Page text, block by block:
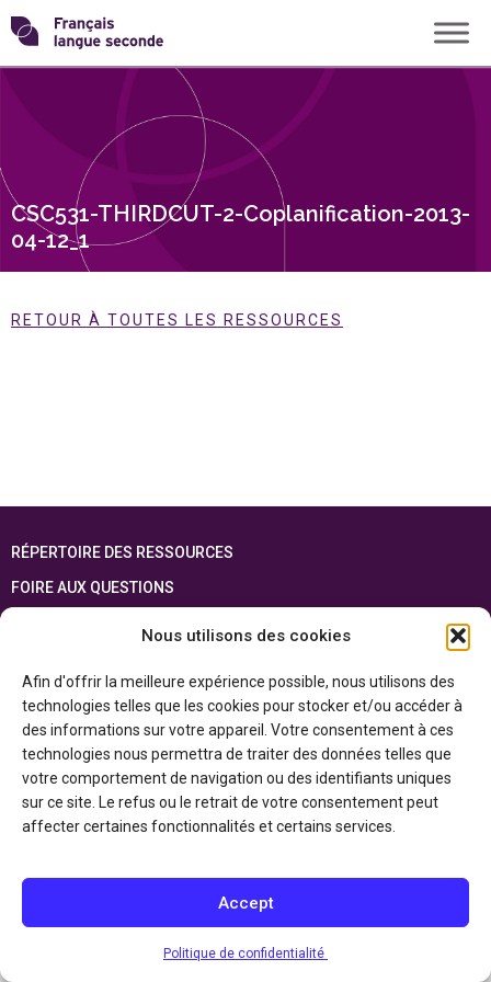
Nous utilisons des cookies
Afin d'offrir la meilleure expérience possible, nous utilisons des
technologies telles que les cookies pour stocker et/ou accéder à
des informations sur votre appareil. Votre consentement à ces
technologies nous permettra de traiter des données telles que
votre comportement de navigation ou des identifiants uniques
sur ce site. Le refus ou le retrait de votre consentement peut
affecter certaines fonctionnalités et certains services.
Accept
Politique de confidentialité
Skip
to
content
Transformons
langue
CSC531-THIRDCUT-2-Coplanification-2013-
04-12_1
RETOUR À TOUTES LES RESSOURCES
RÉPERTOIRE DES RESSOURCES
FOIRE AUX QUESTIONS
Cette ressource est réalisée grâce au soutien financier du gouvernement de
l’Ontario et du gouvernement du Canada par l’entremise du ministère du
Patrimoine canadien
Politique de confidentialité